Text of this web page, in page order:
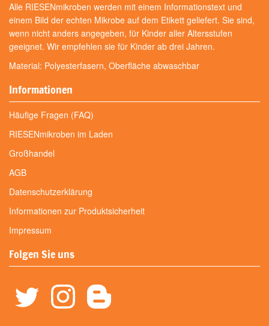
Alle RIESENmikroben werden mit einem Informationstext und
einem Bild der echten Mikrobe auf dem Etikett geliefert. Sie sind,
wenn nicht anders angegeben, für Kinder aller Altersstufen
geeignet. Wir empfehlen sie für Kinder ab drei Jahren.
Material: Polyesterfasern, Oberfläche abwaschbar
Informationen
Häufige Fragen (FAQ)
RIESENmikroben im Laden
Großhandel
AGB
Datenschutzerklärung
Informationen zur Produktsicherheit
Impressum
Folgen Sie uns